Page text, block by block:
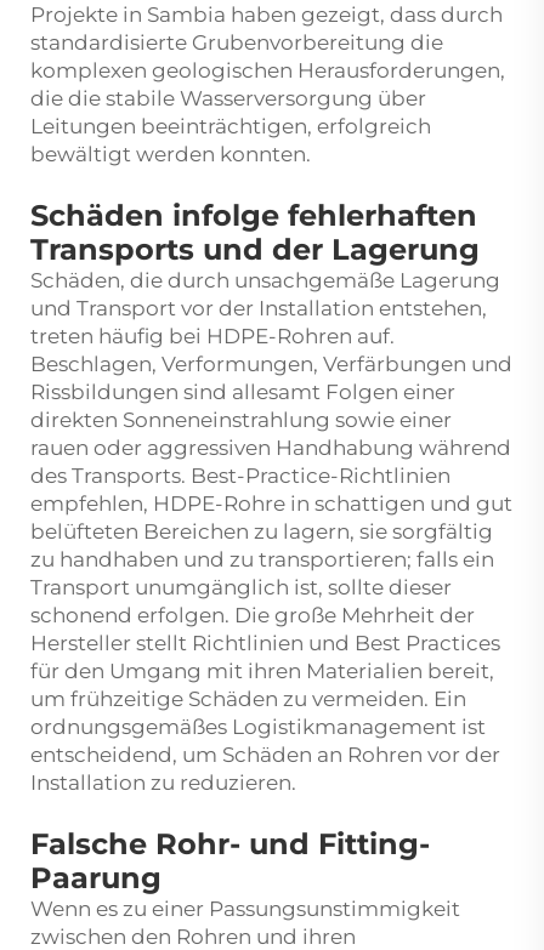
Projekte in Sambia haben gezeigt, dass durch
standardisierte Grubenvorbereitung die
komplexen geologischen Herausforderungen,
die die stabile Wasserversorgung über
Leitungen beeinträchtigen, erfolgreich
bewältigt werden konnten.
Schäden infolge fehlerhaften
Transports und der Lagerung
Schäden, die durch unsachgemäße Lagerung
und Transport vor der Installation entstehen,
treten häufig bei HDPE-Rohren auf.
Beschlagen, Verformungen, Verfärbungen und
Rissbildungen sind allesamt Folgen einer
direkten Sonneneinstrahlung sowie einer
rauen oder aggressiven Handhabung während
des Transports. Best-Practice-Richtlinien
empfehlen, HDPE-Rohre in schattigen und gut
belüfteten Bereichen zu lagern, sie sorgfältig
zu handhaben und zu transportieren; falls ein
Transport unumgänglich ist, sollte dieser
schonend erfolgen. Die große Mehrheit der
Hersteller stellt Richtlinien und Best Practices
für den Umgang mit ihren Materialien bereit,
um frühzeitige Schäden zu vermeiden. Ein
ordnungsgemäßes Logistikmanagement ist
entscheidend, um Schäden an Rohren vor der
Installation zu reduzieren.
Falsche Rohr- und Fitting-
Paarung
Wenn es zu einer Passungsunstimmigkeit
zwischen den Rohren und ihren